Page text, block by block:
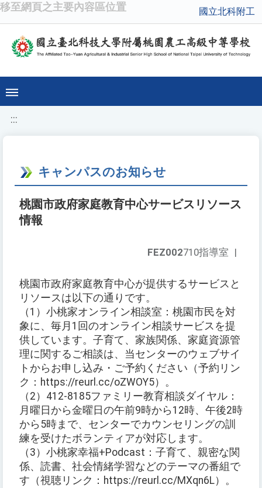
移至網頁之主要內容區位置 國立北科附工
:::
キャンパスのお知らせ
桃園市政府家庭教育中心サービスリソース
情報
FEZ002710指導室 |
桃園市政府家庭教育中心が提供するサービスと
リソースは以下の通りです。
（1）小桃家オンライン相談室：桃園市民を対
象に、毎月1回のオンライン相談サービスを提
供しています。子育て、家族関係、家庭資源管
理に関するご相談は、当センターのウェブサイ
トからお申し込み・ご予約ください（予約リン
ク：https://reurl.cc/oZWOY5）。
（2）412-8185ファミリー教育相談ダイヤル：
月曜日から金曜日の午前9時から12時、午後2時
から5時まで、センターでカウンセリングの訓
練を受けたボランティアが対応します。
（3）小桃家幸福+Podcast：子育て、親密な関
係、読書、社会情緒学習などのテーマの番組で
す（視聴リンク：https://reurl.cc/MXqn6L）。